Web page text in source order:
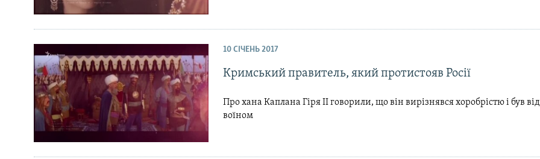
10 СІЧЕНЬ 2017
Кримський правитель, який протистояв Росії
Про хана Каплана Гіря ІІ говорили, що він вирізнявся хоробрістю і був
воїном